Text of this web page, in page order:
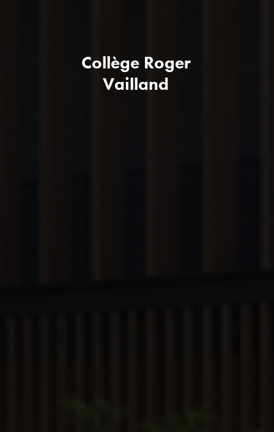
Collège Roger
Vailland